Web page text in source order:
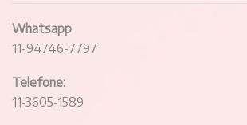
Whatsapp
11-94746-7797
Telefone:
11-3605-1589